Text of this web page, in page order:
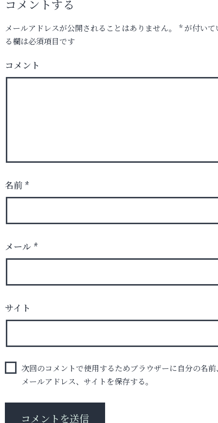
コメントする
メールアドレスが公開されることはありません。 *が付いて
る欄は必須項目です
コメント
名前 *
メール *
サイト
次回のコメントで使用するためブラウザーに自分の名前
メールアドレス、サイトを保存する。